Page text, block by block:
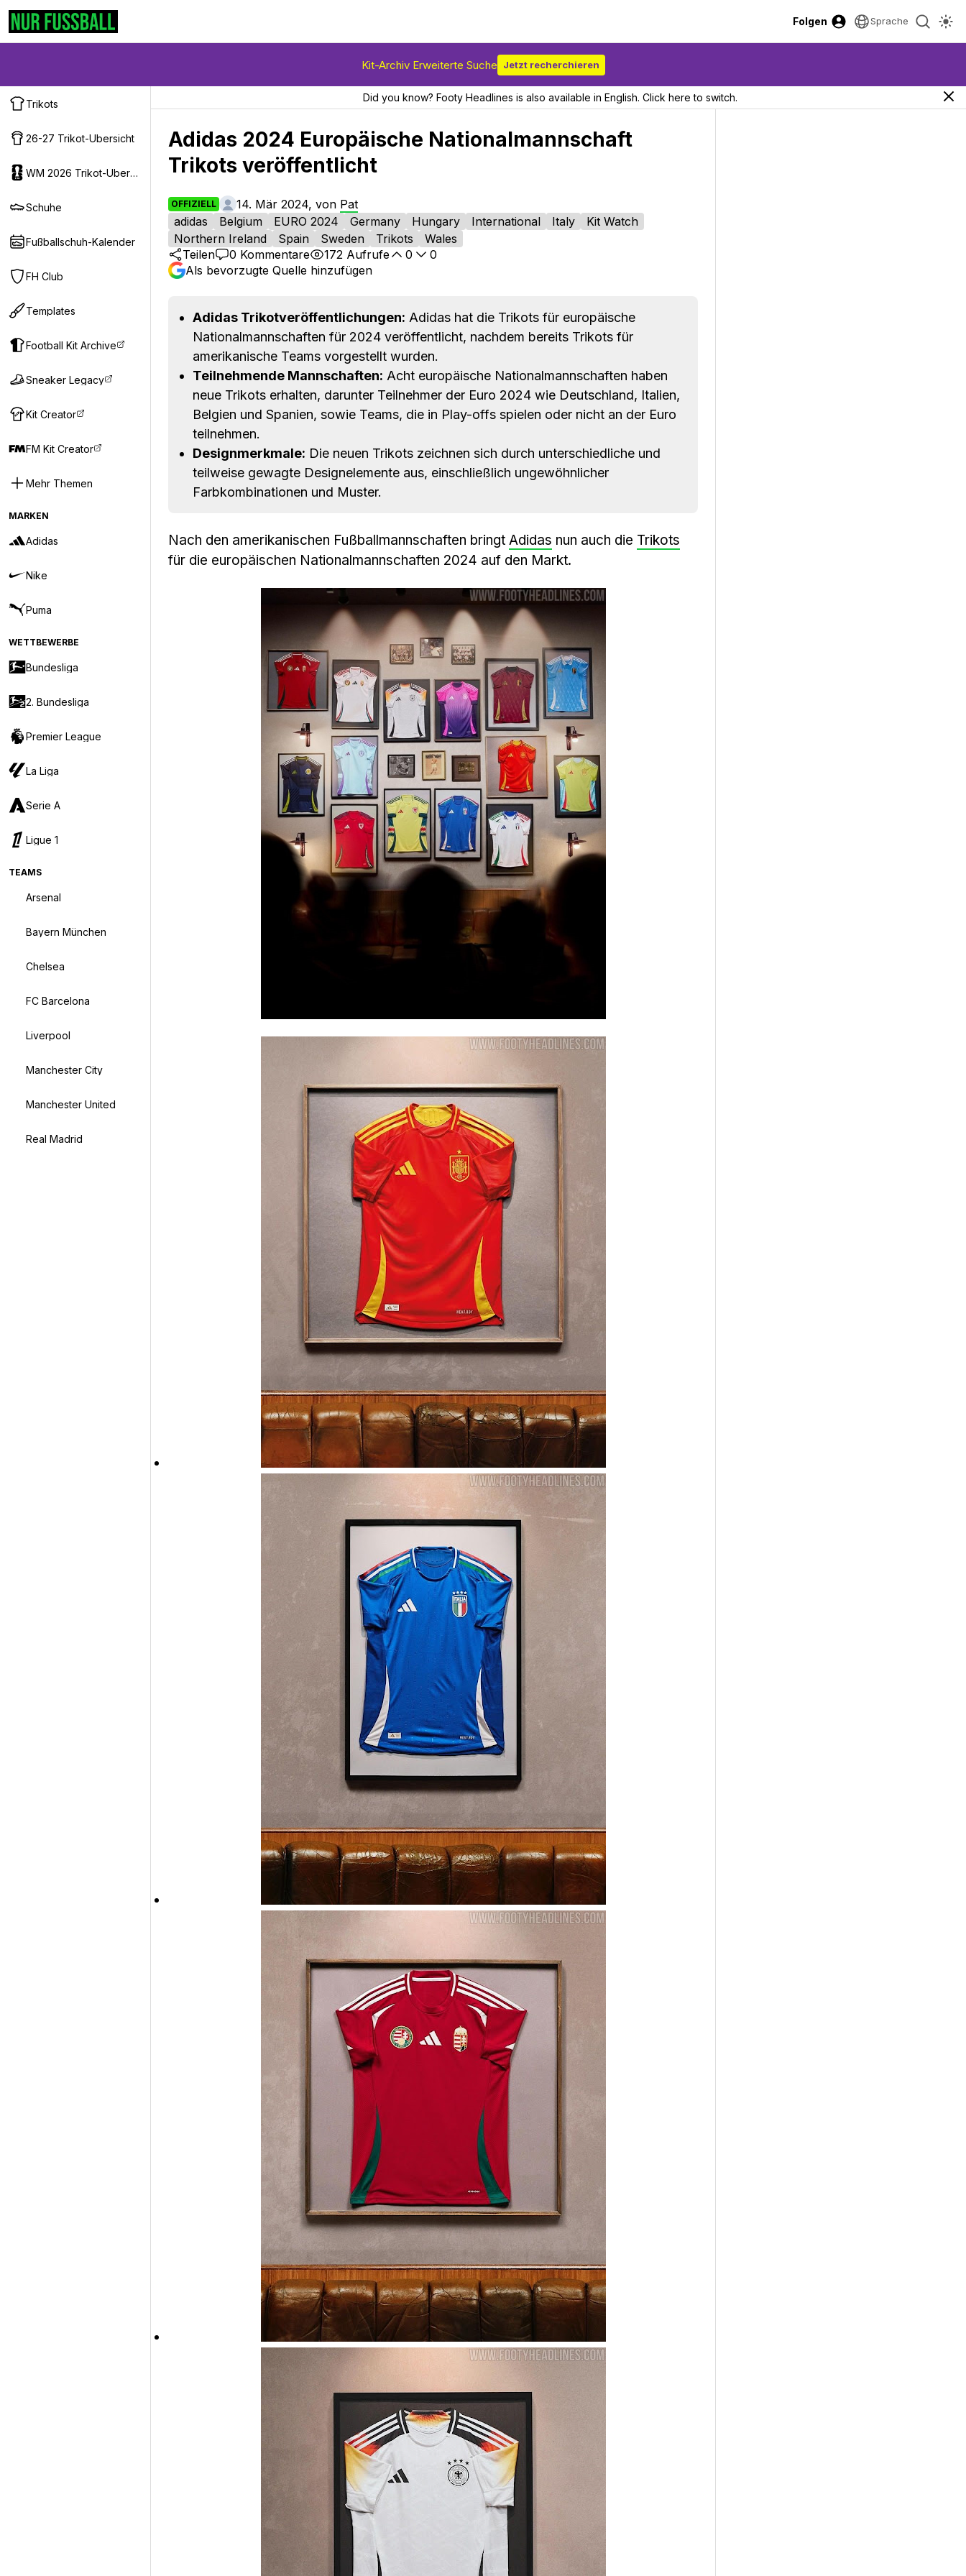
Folgen Sprache
Kit-Archiv Erweiterte Suche Jetzt recherchieren
Trikots
26-27 Trikot-Ubersicht
WM 2026 Trikot-Ubersicht
Schuhe
Fußballschuh-Kalender
FH Club
Templates
Football Kit Archive
Sneaker Legacy
Kit Creator
FM Kit Creator
Mehr Themen
MARKEN
Adidas
Nike
Puma
WETTBEWERBE
Bundesliga
2. Bundesliga
Premier League
La Liga
Serie A
Ligue 1
TEAMS
Arsenal
Bayern München
Chelsea
FC Barcelona
Liverpool
Manchester City
Manchester United
Real Madrid
Did you know? Footy Headlines is also available in English. Click here to switch.
Adidas 2024 Europäische Nationalmannschaft
Trikots veröffentlicht
OFFIZIELL 14. Mär 2024, von Pat
adidas
Belgium EURO 2024 Germany Hungary International Italy
Kit Watch
Northern Ireland
Spain Sweden Trikots
Wales
Teilen
0 Kommentare 172 Aufrufe 0
0
Als bevorzugte Quelle hinzufügen
Adidas Trikotveröffentlichungen: Adidas hat die Trikots für europäische
Nationalmannschaften für 2024 veröffentlicht, nachdem bereits Trikots für
amerikanische Teams vorgestellt wurden.
Teilnehmende Mannschaften: Acht europäische Nationalmannschaften haben
neue Trikots erhalten, darunter Teilnehmer der Euro 2024 wie Deutschland, Italien,
Belgien und Spanien, sowie Teams, die in Play-offs spielen oder nicht an der Euro
teilnehmen.
Designmerkmale: Die neuen Trikots zeichnen sich durch unterschiedliche und
teilweise gewagte Designelemente aus, einschließlich ungewöhnlicher
Farbkombinationen und Muster.
Nach den amerikanischen Fußballmannschaften bringt Adidas nun auch die Trikots
für die europäischen Nationalmannschaften 2024 auf den Markt.